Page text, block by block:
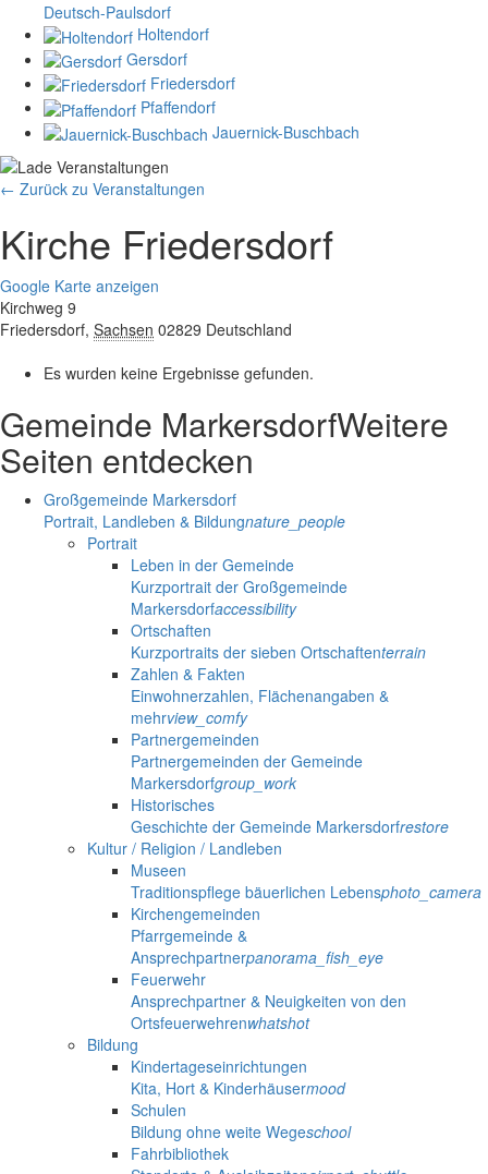
Deutsch-Paulsdorf
Holtendorf
Gersdorf
Friedersdorf
Pfaffendorf
Jauernick-Buschbach
← Zurück zu Veranstaltungen
Kirche Friedersdorf
Google Karte anzeigen
Kirchweg 9
Friedersdorf, Sachsen 02829 Deutschland
Es wurden keine Ergebnisse gefunden.
Gemeinde MarkersdorfWeitere
Seiten entdecken
Großgemeinde Markersdorf
Portrait, Landleben & Bildungnature_people
Portrait
Leben in der Gemeinde
Kurzportrait der Großgemeinde
Markersdorfaccessibility
Ortschaften
Kurzportraits der sieben Ortschaftenterrain
Zahlen & Fakten
Einwohnerzahlen, Flächenangaben &
mehrview_comfy
Partnergemeinden
Partnergemeinden der Gemeinde
Markersdorfgroup_work
Historisches
Geschichte der Gemeinde Markersdorfrestore
Kultur / Religion / Landleben
Museen
Traditionspflege bäuerlichen Lebensphoto_camera
Kirchengemeinden
Pfarrgemeinde &
Ansprechpartnerpanorama_fish_eye
Feuerwehr
Ansprechpartner & Neuigkeiten von den
Ortsfeuerwehrenwhatshot
Bildung
Kindertageseinrichtungen
Kita, Hort & Kinderhäusermood
Schulen
Bildung ohne weite Wegeschool
Fahrbibliothek